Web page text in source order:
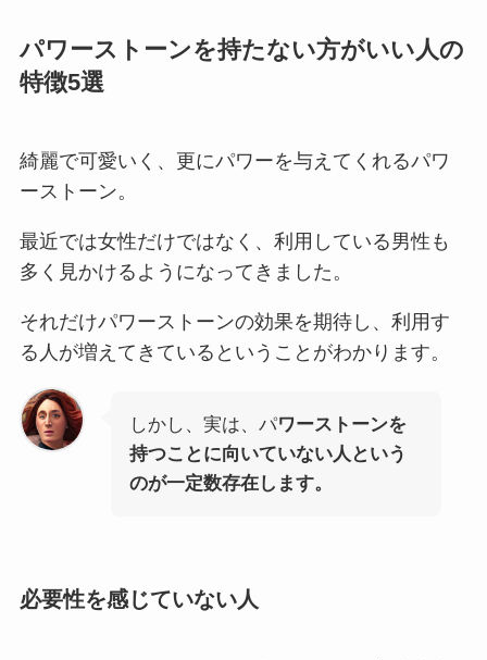
パワーストーンを持たない方がいい人の
特徴5選
綺麗で可愛いく、更にパワーを与えてくれるパワ
ーストーン。
最近では女性だけではなく、利用している男性も
多く見かけるようになってきました。
それだけパワーストーンの効果を期待し、利用す
る人が増えてきているということがわかります。
しかし、実は、パワーストーンを
持つことに向いていない人という
のが一定数存在します。
必要性を感じていない人